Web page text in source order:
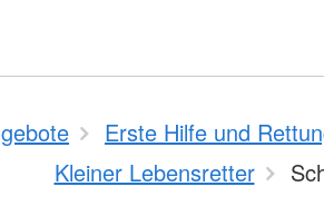
Erste Hilfe und
Kleiner Lebensretter